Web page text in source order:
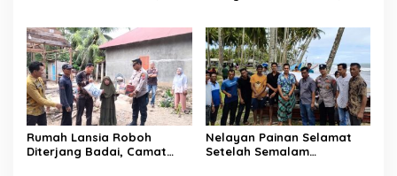
Rumah Lansia Roboh
Diterjang Badai, Camat
Nelayan Painan Selamat
Setelah Semalam